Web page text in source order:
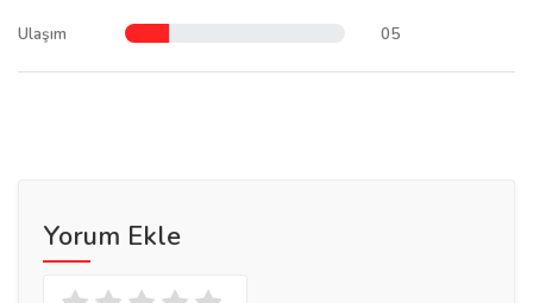
Ulaşım 05
Yorum Ekle